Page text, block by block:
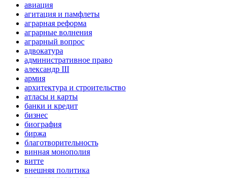
авиация
агитация и памфлеты
аграрная реформа
аграрные волнения
аграрный вопрос
адвокатура
административное право
александр III
армия
архитектура и строительство
атласы и карты
банки и кредит
бизнес
биография
биржа
благотворительность
винная монополия
витте
внешняя политика